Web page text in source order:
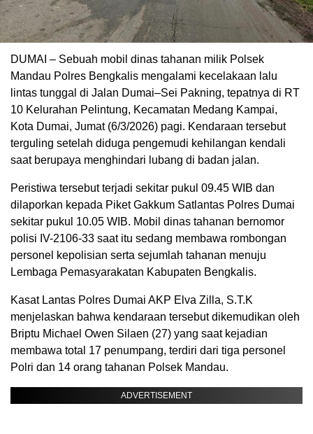
DUMAI – Sebuah mobil dinas tahanan milik Polsek
Mandau Polres Bengkalis mengalami kecelakaan lalu
lintas tunggal di Jalan Dumai–Sei Pakning, tepatnya di RT
10 Kelurahan Pelintung, Kecamatan Medang Kampai,
Kota Dumai, Jumat (6/3/2026) pagi. Kendaraan tersebut
terguling setelah diduga pengemudi kehilangan kendali
saat berupaya menghindari lubang di badan jalan.
Peristiwa tersebut terjadi sekitar pukul 09.45 WIB dan
dilaporkan kepada Piket Gakkum Satlantas Polres Dumai
sekitar pukul 10.05 WIB. Mobil dinas tahanan bernomor
polisi IV-2106-33 saat itu sedang membawa rombongan
personel kepolisian serta sejumlah tahanan menuju
Lembaga Pemasyarakatan Kabupaten Bengkalis.
Kasat Lantas Polres Dumai AKP Elva Zilla, S.T.K
menjelaskan bahwa kendaraan tersebut dikemudikan oleh
Briptu Michael Owen Silaen (27) yang saat kejadian
membawa total 17 penumpang, terdiri dari tiga personel
Polri dan 14 orang tahanan Polsek Mandau.
ADVERTISEMENT